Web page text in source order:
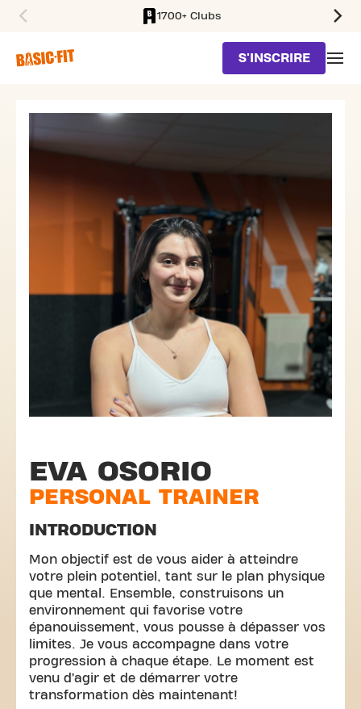
1700+ Clubs
S'INSCRIRE
EVA OSORIO
PERSONAL TRAINER
INTRODUCTION
Mon objectif est de vous aider à atteindre
votre plein potentiel, tant sur le plan physique
que mental. Ensemble, construisons un
environnement qui favorise votre
épanouissement, vous pousse à dépasser vos
limites. Je vous accompagne dans votre
progression à chaque étape. Le moment est
venu d’agir et de démarrer votre
transformation dès maintenant!